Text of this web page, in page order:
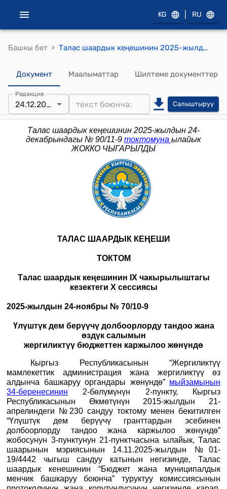
KG RU
Башкы бет › Талас шаардык кеңешинин 2025-жылдын 24-ноябрындагы № 70/10-9 "Үлүштүк дем берүүчү долбоорлорду тандоо жана өздүк салымын жергиликтүү бюджеттен каржылоо жөнүндө" токтому
Документ Маалыматтар Шилтеме документтер
Редакция
24.12.2025 Салыштыруу